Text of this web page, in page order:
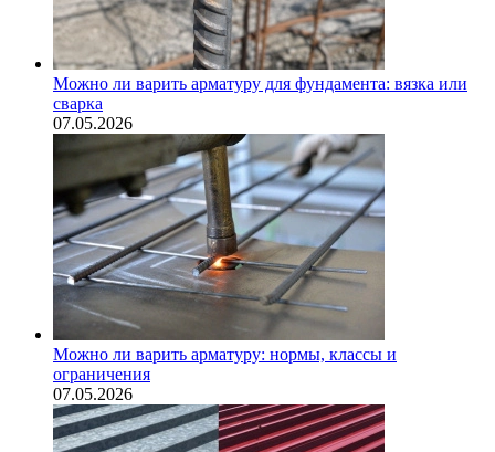
Можно ли варить арматуру для фундамента: вязка или
сварка
07.05.2026
Можно ли варить арматуру: нормы, классы и
ограничения
07.05.2026